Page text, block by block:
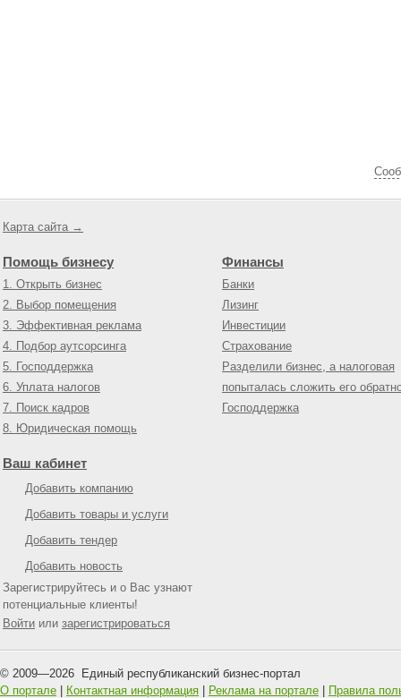
Карта сайта →
Помощь бизнесу
1. Открыть бизнес
2. Выбор помещения
3. Эффективная реклама
4. Подбор аутсорсинга
5. Господдержка
6. Уплата налогов
7. Поиск кадров
8. Юридическая помощь
Финансы
Банки
Лизинг
Инвестиции
Страхование
Разделили бизнес, а налоговая
попыталась сложить его
Господдержка
Ваш кабинет
Добавить компанию
Добавить товары и услуги
Добавить тендер
Добавить новость
Зарегистрируйтесь и о Вас узнают
потенциальные клиенты!
Войти или зарегистрироваться
© 2009—2026 Единый республиканский бизнес-портал
О портале
Контактная информация Реклама на портале Правила